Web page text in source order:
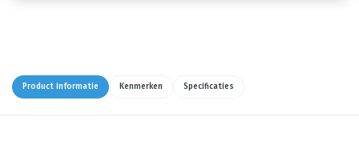
Product informatie Kenmerken Specificaties